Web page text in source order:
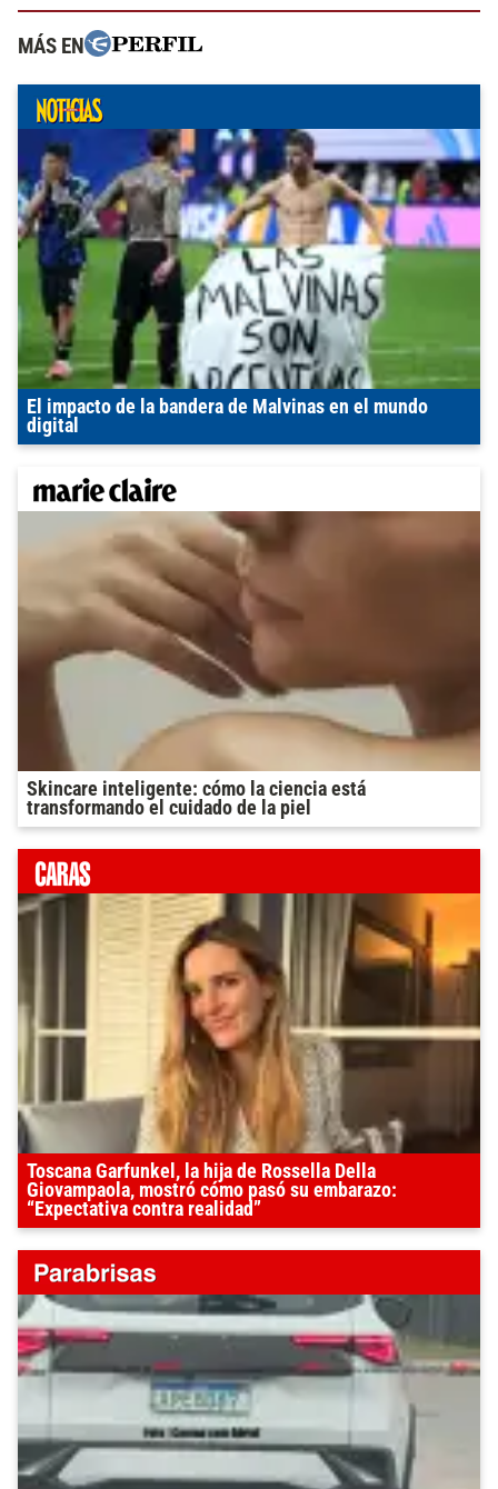
MÁS EN
El impacto de la bandera de Malvinas en el mundo
digital
Skincare inteligente: cómo la ciencia está
transformando el cuidado de la piel
Toscana Garfunkel, la hija de Rossella Della
Giovampaola, mostró cómo pasó su embarazo:
“Expectativa contra realidad”